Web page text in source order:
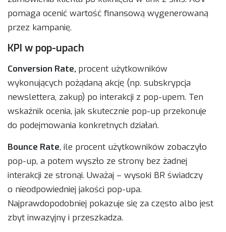
pomaga ocenić wartość finansową wygenerowaną
przez kampanię.
KPI w pop-upach
Conversion Rate, procent użytkowników
wykonujących pożądaną akcję (np. subskrypcja
newslettera, zakup) po interakcji z pop-upem. Ten
wskaźnik ocenia, jak skutecznie pop-up przekonuje
do podejmowania konkretnych działań.
Bounce Rate, ile procent użytkowników zobaczyło
pop-up, a potem wyszło ze strony bez żadnej
interakcji ze stronąi. Uważaj – wysoki BR świadczy
o nieodpowiedniej jakości pop-upa.
Najprawdopodobniej pokazuje się za często albo jest
zbyt inwazyjny i przeszkadza.